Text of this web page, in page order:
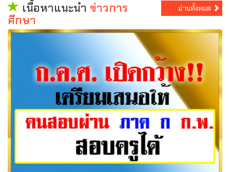
เนื้อหาแนะนำ ข่าวการ
ศึกษา
อ่านทั้งหมด